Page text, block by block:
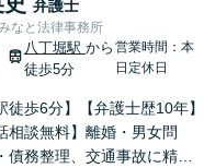
弁護士
なと法律事務所
八丁堀駅 から
徒歩5分
営業時間：本
日定休日
徒歩6分】【弁護士歴10年】
相談無料】離婚・男女問
債務整理、交通事故に精通